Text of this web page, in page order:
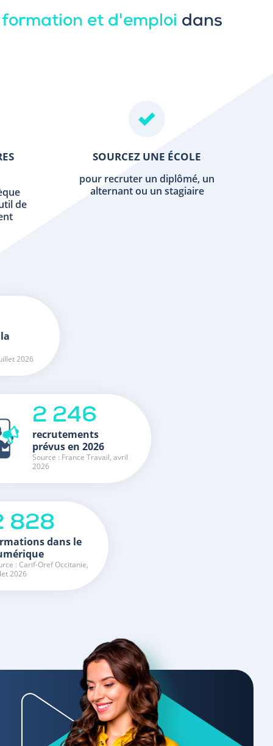
et d'emploi dans
de
SOURCEZ UNE ÉCOLE
pour recruter un diplômé, un
alternant ou un stagiaire
2026
2 246
recrutements
prévus en 2026
Source : France Travail, avril
2026
828
dans le
: Carif-Oref Occitanie,
2026